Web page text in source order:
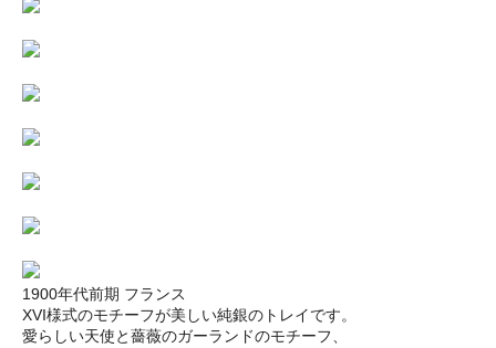
1900年代前期 フランス
XVI様式のモチーフが美しい純銀のトレイです。
愛らしい天使と薔薇のガーランドのモチーフ、